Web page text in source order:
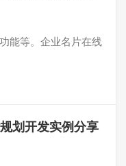
能等。企业名片在线
划开发实例分享